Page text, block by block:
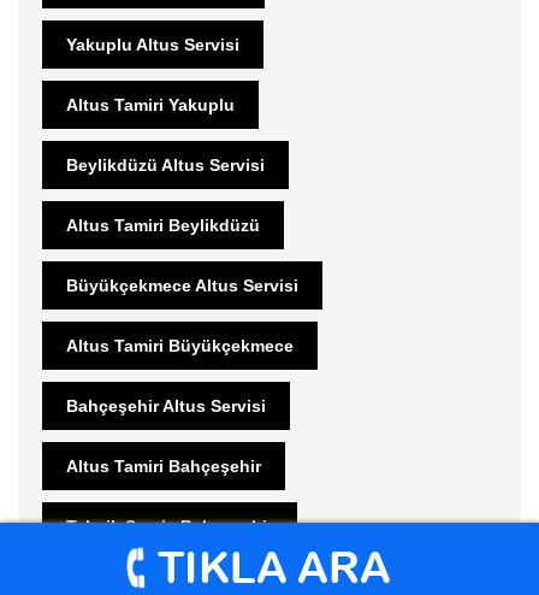
Yakuplu Altus Servisi
Altus Tamiri Yakuplu
Beylikdüzü Altus Servisi
Altus Tamiri Beylikdüzü
Büyükçekmece Altus Servisi
Altus Tamiri Büyükçekmece
Bahçeşehir Altus Servisi
Altus Tamiri Bahçeşehir
Teknik Servis Bahçeşehir
Güzelce Arçelik Servisi